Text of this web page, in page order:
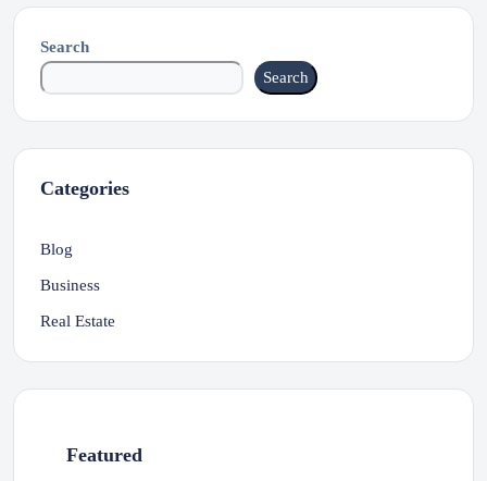
Search
Search
Categories
Blog
Business
Real Estate
Featured